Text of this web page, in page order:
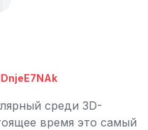
среди 3D-
время это самый